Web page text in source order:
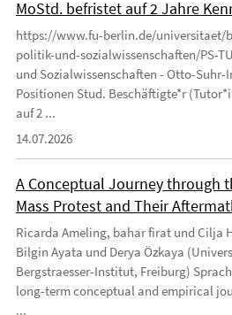
MoStd. befristet auf 2 Jahre
https://www.fu-berlin.de/universitaet/
politik-und-sozialwissenschaften/PS-
und Sozialwissenschaften - Otto-
Positionen Stud. Beschäftigte*r
auf 2 ...
14.07.2026
A Conceptual Journey through
Mass Protest and Their
Ricarda Ameling, bahar firat und Cilja
Bilgin Ayata und Derya Özkaya
Bergstraesser-Institut, Freiburg)
long-term conceptual and empirical
...